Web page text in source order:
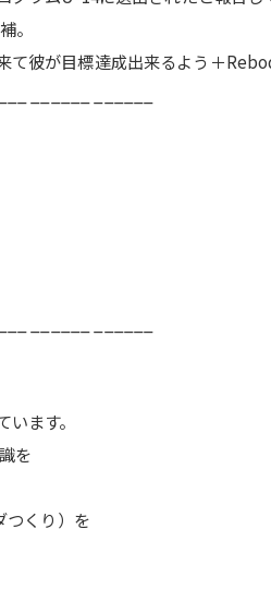
。
彼が目標達成出来るよう＋
ます。
を
つくり）を